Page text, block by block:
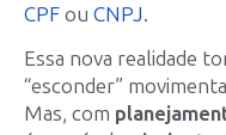
CPF ou CNPJ.
Essa nova realidade
“esconder”
Mas, com